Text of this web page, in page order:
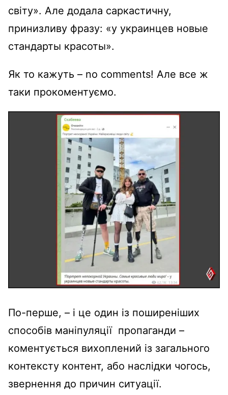
світу». Але додала саркастичну,
принизливу фразу: «у украинцев новые
стандарты красоты».
Як то кажуть – no comments! Але все ж
таки прокоментуємо.
По-перше, – і це один із поширеніших
способів маніпуляції пропаганди –
коментується вихоплений із загального
контексту контент, або наслідки чогось,
звернення до причин ситуації.